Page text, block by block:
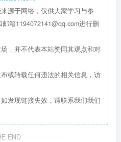
源于网络，仅供大家学习与参
箱1194072141@qq.com进行删
，并不代表本站赞同其观点和对
或转载任何违法的相关信息，访
发现链接失效，请联系我们我们
END